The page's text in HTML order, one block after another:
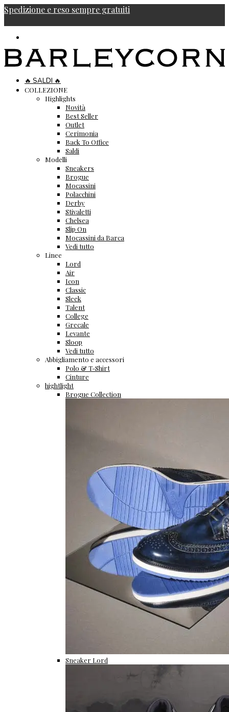
Spedizione e reso sempre gratuiti
🔥 SALDI 🔥
COLLEZIONE
Highlights
Novità
Best Seller
Outlet
Cerimonia
Back To Office
Saldi
Modelli
Sneakers
Brogue
Mocassini
Polacchini
Derby
Stivaletti
Chelsea
Slip On
Mocassini da Barca
Vedi tutto
Linee
Lord
Air
Icon
Classic
Sleek
Talent
College
Grecale
Levante
Sloop
Vedi tutto
Abbigliamento e accessori
Polo & T-Shirt
Cinture
hightlight
Brogue Collection
Sneaker Lord